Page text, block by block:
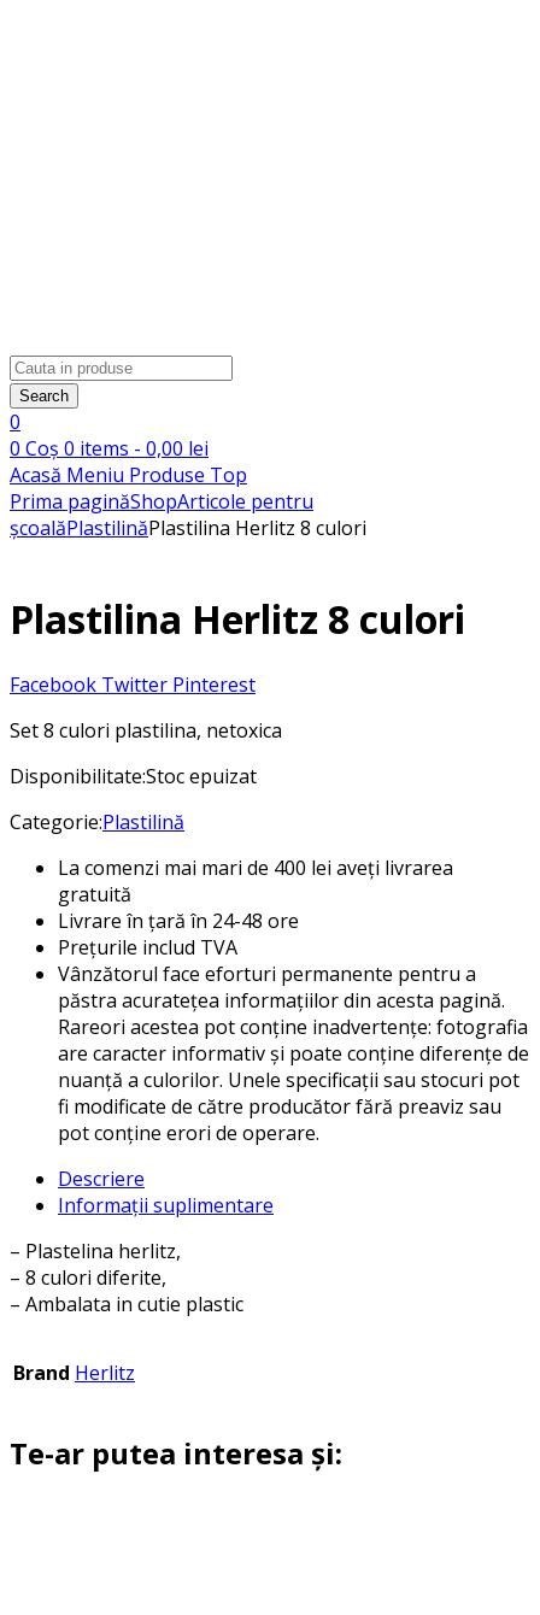
Products
search
Search
0
0 Coș 0 items - 0,00 lei
Acasă Meniu Produse Top
Prima paginăShopArticole pentru
școalăPlastilinăPlastilina Herlitz 8 culori
Plastilina Herlitz 8 culori
Facebook Twitter Pinterest
Set 8 culori plastilina, netoxica
Disponibilitate:Stoc epuizat
Categorie:Plastilină
La comenzi mai mari de 400 lei aveți livrarea
gratuită
Livrare în țară în 24-48 ore
Prețurile includ TVA
Vânzătorul face eforturi permanente pentru a
păstra acuratețea informațiilor din acesta pagină.
Rareori acestea pot conține inadvertențe: fotografia
are caracter informativ și poate conține diferențe de
nuanță a culorilor. Unele specificații sau stocuri pot
fi modificate de către producător fără preaviz sau
pot conține erori de operare.
Descriere
Informații suplimentare
– Plastelina herlitz,
– 8 culori diferite,
– Ambalata in cutie plastic
Brand Herlitz
Te-ar putea interesa și: